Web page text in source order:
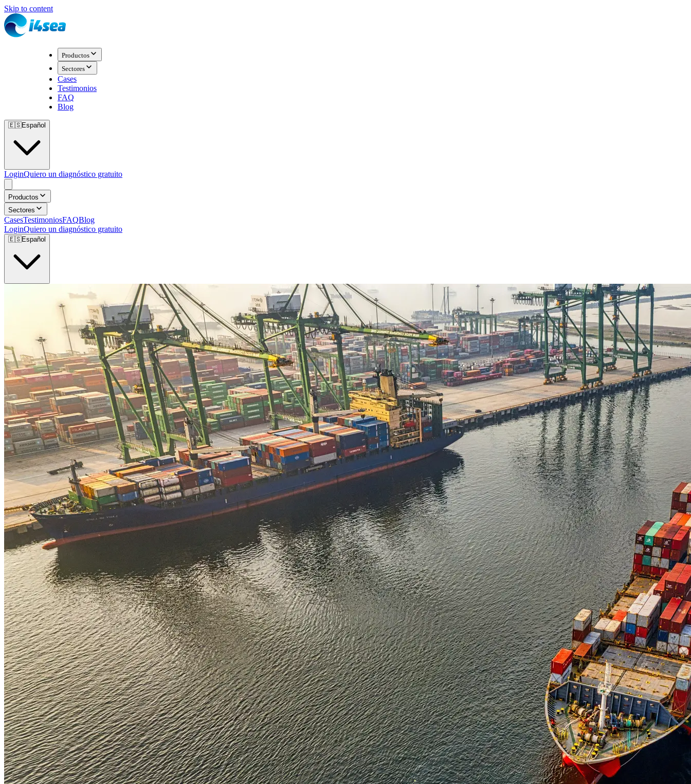
Skip to content
Productos
Sectores
Cases
Testimonios
FAQ
Blog
🇪🇸Español
LoginQuiero un diagnóstico gratuito
Productos
Sectores
CasesTestimoniosFAQBlog
LoginQuiero un diagnóstico gratuito
🇪🇸Español